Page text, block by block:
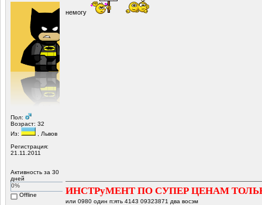
Пол:
Возраст: 32
Из:
, Львов
Регистрация:
21.11.2011
Активность за 30
дней
0%
Offline
немогу
ИНСТРуМЕНТ ПО СУПЕР ЦЕНАМ
или 0980 один п:ять 4143 09323871 два восэм